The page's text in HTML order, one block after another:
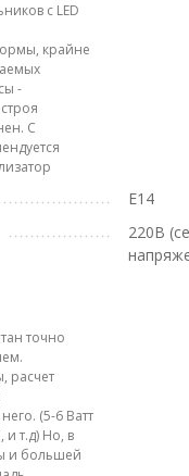
с LED
крайне
-
С
E14
220В
точно
расчет
(5-6 Ватт
и т.д) Но, в
и большей